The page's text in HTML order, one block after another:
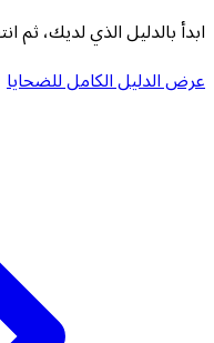
ابدأ بالدليل الذي لديك، ثم
عرض الدليل الكامل للضحايا